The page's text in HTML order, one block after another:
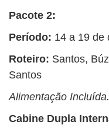
Pacote 2:
Período: 14 a 19 de
Roteiro: Santos,
Santos
Alimentação
Cabine Dupla